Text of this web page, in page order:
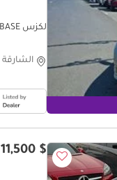
لكزس ES 350 BASE
الشارقة
$ 11,500